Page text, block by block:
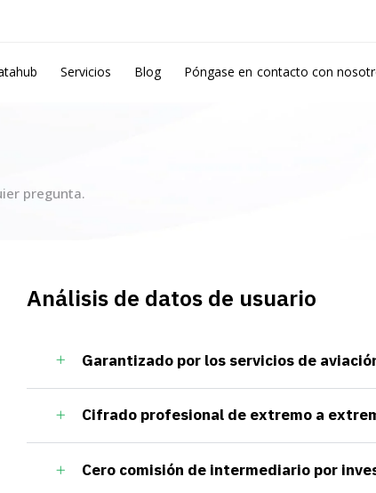
Servicios Blog Póngase en contacto con
pregunta.
Análisis de datos de usuario
Garantizado por los servicios de
Cifrado profesional de extremo a
Cero comisión de intermediario por